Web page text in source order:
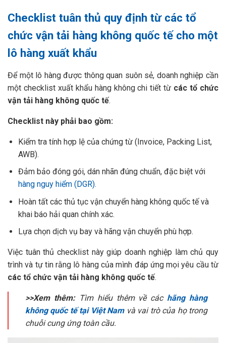
Checklist tuân thủ quy định từ các tổ
chức vận tải hàng không quốc tế cho một
lô hàng xuất khẩu
Để một lô hàng được thông quan suôn sẻ, doanh nghiệp cần
một checklist xuất khẩu hàng không chi tiết từ các tổ chức
vận tải hàng không quốc tế.
Checklist này phải bao gồm:
Kiểm tra tính hợp lệ của chứng từ (Invoice, Packing List,
AWB).
Đảm bảo đóng gói, dán nhãn đúng chuẩn, đặc biệt với
hàng nguy hiểm (DGR).
Hoàn tất các thủ tục vận chuyển hàng không quốc tế và
khai báo hải quan chính xác.
Lựa chọn dịch vụ bay và hãng vận chuyển phù hợp.
Việc tuân thủ checklist này giúp doanh nghiệp làm chủ quy
trình và tự tin rằng lô hàng của mình đáp ứng mọi yêu cầu từ
các tổ chức vận tải hàng không quốc tế.
>>Xem thêm:Tìm hiểu thêm về các hãng hàng
không quốc tế tại Việt Namvà vai trò của họ trong
chuỗi cung ứng toàn cầu.